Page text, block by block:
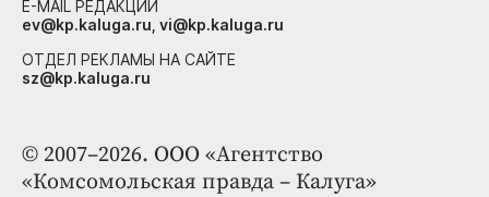
© 2007–2026. ООО «Агентство
«Комсомольская правда – Калуга»
E-MAIL РЕДАКЦИИ
ev@kp.kaluga.ru, vi@kp.kaluga.ru
ОТДЕЛ РЕКЛАМЫ НА САЙТЕ
sz@kp.kaluga.ru